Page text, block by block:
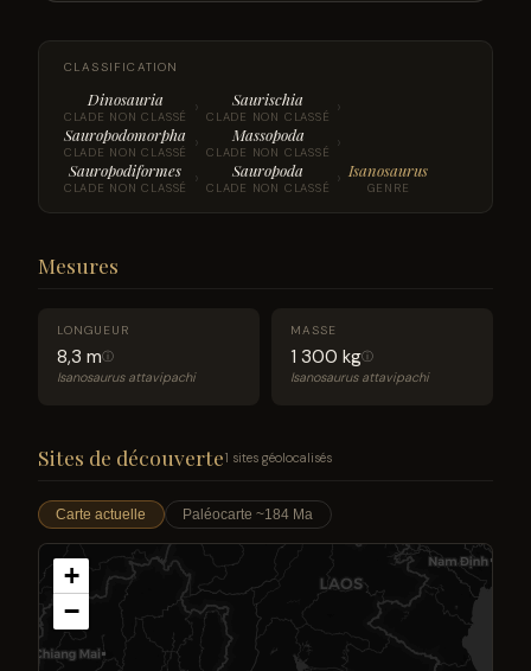
CLASSIFICATION
Dinosauria
CLADE NON CLASSÉ › Saurischia
CLADE NON CLASSÉ ›
Sauropodomorpha
CLADE NON CLASSÉ › Massopoda
CLADE NON CLASSÉ ›
Sauropodiformes
CLADE NON CLASSÉ › Sauropoda
CLADE NON CLASSÉ › Isanosaurus
GENRE
Mesures
LONGUEUR
8,3 mⓘ
Isanosaurus attavipachi
MASSE
1 300 kgⓘ
Isanosaurus attavipachi
Sites de découverte1 sites géolocalisés
Carte actuelle Paléocarte ~184 Ma
+
−